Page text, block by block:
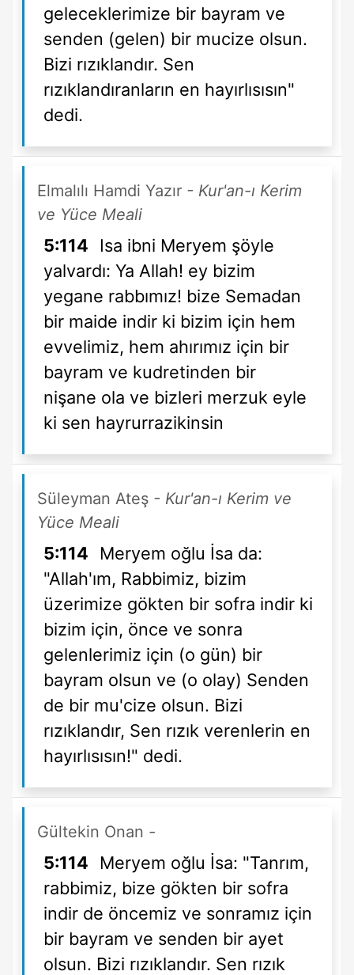
geleceklerimize bir bayram ve
senden (gelen) bir mucize olsun.
Bizi rızıklandır. Sen
rızıklandıranların en hayırlısısın"
dedi.
Elmalılı Hamdi Yazır - Kur'an-ı Kerim
ve Yüce Meali
5:114
Isa ibni Meryem şöyle
yalvardı: Ya Allah! ey bizim
yegane rabbımız! bize Semadan
bir maide indir ki bizim için hem
evvelimiz, hem ahırımız için bir
bayram ve kudretinden bir
nişane ola ve bizleri merzuk eyle
ki sen hayrurrazikinsin
Süleyman Ateş - Kur'an-ı Kerim ve
Yüce Meali
5:114
Meryem oğlu İsa da:
"Allah'ım, Rabbimiz, bizim
üzerimize gökten bir sofra indir ki
bizim için, önce ve sonra
gelenlerimiz için (o gün) bir
bayram olsun ve (o olay) Senden
de bir mu'cize olsun. Bizi
rızıklandır, Sen rızık verenlerin en
hayırlısısın!" dedi.
Gültekin Onan -
5:114
Meryem oğlu İsa: "Tanrım,
rabbimiz, bize gökten bir sofra
indir de öncemiz ve sonramız için
bir bayram ve senden bir ayet
olsun. Bizi rızıklandır. Sen rızık